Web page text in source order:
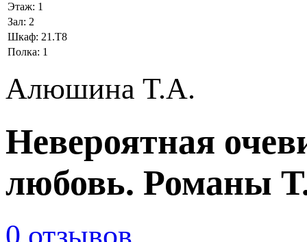
Этаж: 1
Зал: 2
Шкаф: 21.Т8
Полка: 1
Алюшина Т.А.
Невероятная
любовь. Романы